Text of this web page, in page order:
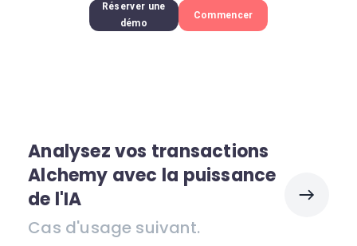
Réserver une
démo
Commencer
Analysez vos transactions
Alchemy avec la puissance
de l'IA
Cas d'usage suivant.